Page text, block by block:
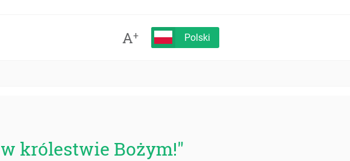
A+ Polski
królestwie Bożym!"